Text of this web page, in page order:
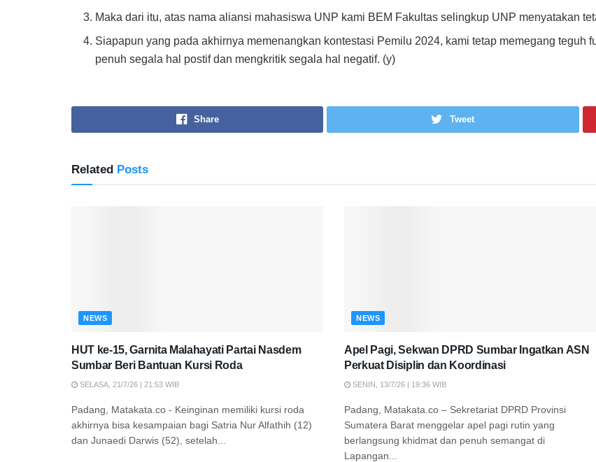
Maka dari itu, atas nama aliansi mahasiswa UNP kami BEM Fakultas selingkup UNP menyatakan
Siapapun yang pada akhirnya memenangkan kontestasi Pemilu 2024, kami tetap memegang teguh
penuh segala hal postif dan mengkritik segala hal negatif. (y)
Share Tweet
Related Posts
NEWS
HUT ke-15, Garnita Malahayati Partai Nasdem
Sumbar Beri Bantuan Kursi Roda
SELASA, 21/7/26 | 21:53 WIB
Padang, Matakata.co - Keinginan memiliki kursi roda
akhirnya bisa kesampaian bagi Satria Nur Alfathih (12)
dan Junaedi Darwis (52), setelah...
NEWS
Apel Pagi, Sekwan DPRD Sumbar Ingatkan ASN
Perkuat Disiplin dan Koordinasi
SENIN, 13/7/26 | 19:36 WIB
Padang, Matakata.co – Sekretariat DPRD Provinsi
Sumatera Barat menggelar apel pagi rutin yang
berlangsung khidmat dan penuh semangat di
Lapangan...